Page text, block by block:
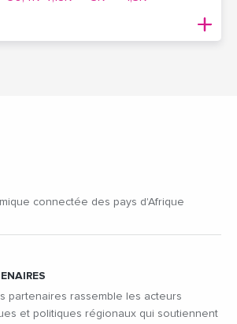
connectée des pays d'Afrique
partenaires rassemble les acteurs
et politiques régionaux qui soutiennent